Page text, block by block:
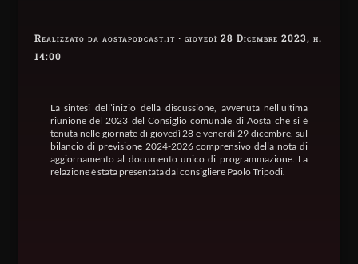
Realizzato da aostapodcast.it · giovedì 28 Dicembre 2023, h.
14:00
La sintesi dell’inizio della discussione, avvenuta nell’ultima
riunione del 2023 del Consiglio comunale di Aosta che si è
tenuta nelle giornate di giovedì 28 e venerdì 29 dicembre, sul
bilancio di previsione 2024-2026 comprensivo della nota di
aggiornamento al documento unico di programmazione. La
relazione è stata presentata dal consigliere Paolo Tripodi.